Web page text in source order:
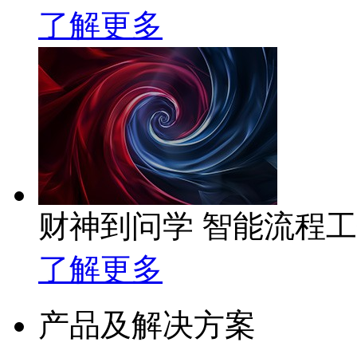
了解更多
财神到问学 智能流程
了解更多
产品及解决方案